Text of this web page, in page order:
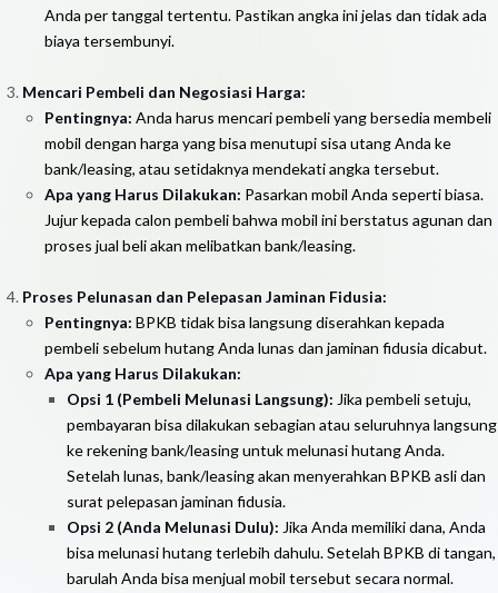
Anda per tanggal tertentu. Pastikan angka ini jelas dan tidak ada
biaya tersembunyi.
Mencari Pembeli dan Negosiasi Harga:
Pentingnya: Anda harus mencari pembeli yang bersedia membeli
mobil dengan harga yang bisa menutupi sisa utang Anda ke
bank/leasing, atau setidaknya mendekati angka tersebut.
Apa yang Harus Dilakukan: Pasarkan mobil Anda seperti biasa.
Jujur kepada calon pembeli bahwa mobil ini berstatus agunan dan
proses jual beli akan melibatkan bank/leasing.
Proses Pelunasan dan Pelepasan Jaminan Fidusia:
Pentingnya: BPKB tidak bisa langsung diserahkan kepada
pembeli sebelum hutang Anda lunas dan jaminan fidusia dicabut.
Apa yang Harus Dilakukan:
Opsi 1 (Pembeli Melunasi Langsung): Jika pembeli setuju,
pembayaran bisa dilakukan sebagian atau seluruhnya langsung
ke rekening bank/leasing untuk melunasi hutang Anda.
Setelah lunas, bank/leasing akan menyerahkan BPKB asli dan
surat pelepasan jaminan fidusia.
Opsi 2 (Anda Melunasi Dulu): Jika Anda memiliki dana, Anda
bisa melunasi hutang terlebih dahulu. Setelah BPKB di tangan,
barulah Anda bisa menjual mobil tersebut secara normal.